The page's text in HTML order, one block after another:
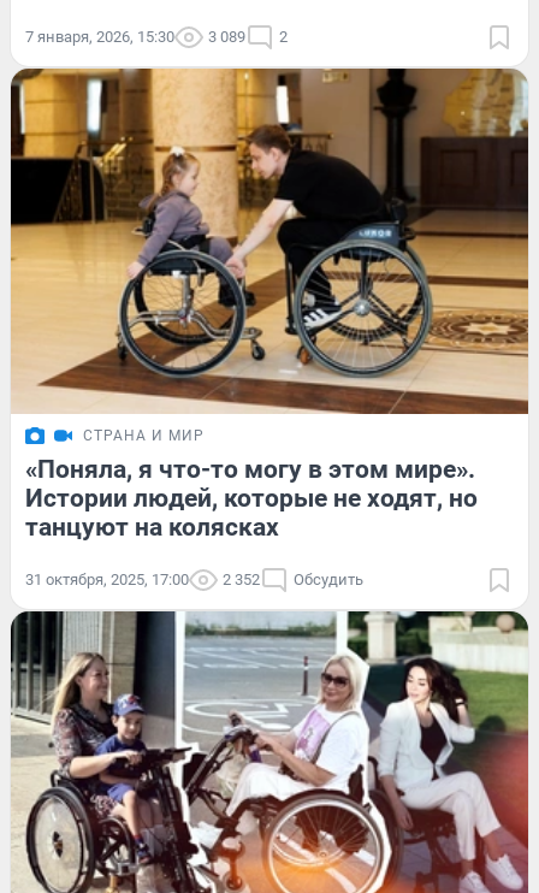
7 января, 2026, 15:30 3 089 2
СТРАНА И МИР
«Поняла, я что-то могу в этом мире».
Истории людей, которые не ходят, но
танцуют на колясках
31 октября, 2025, 17:00 2 352 Обсудить